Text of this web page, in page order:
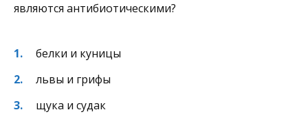
являются антибиотическими?
белки и куницы
львы и грифы
щука и судак